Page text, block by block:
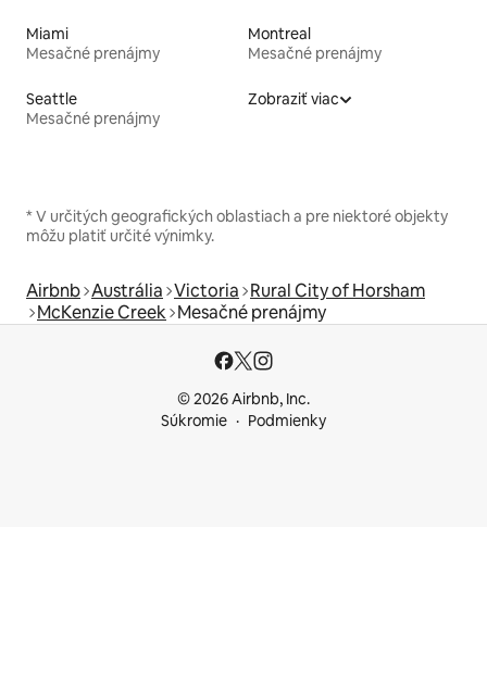
Miami
Mesačné prenájmy
Montreal
Mesačné prenájmy
Seattle
Mesačné prenájmy
Zobraziť viac
* V určitých geografických oblastiach a pre niektoré objekty
môžu platiť určité výnimky.
Airbnb Austrália Victoria Rural City of Horsham
McKenzie Creek Mesačné prenájmy
© 2026 Airbnb, Inc.
Súkromie
Podmienky